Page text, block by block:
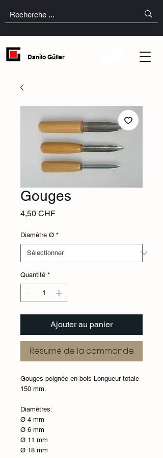
Danilo Güller
Gouges
4,50 CHFPrix
Diamètre Ø *
Quantité *
Ajouter au panier
Resumé de la commande
Gouges poignée en bois Longueur totale
150 mm.
Diamètres:
Ø 4 mm
Ø 6 mm
Ø 11 mm
Ø 18 mm